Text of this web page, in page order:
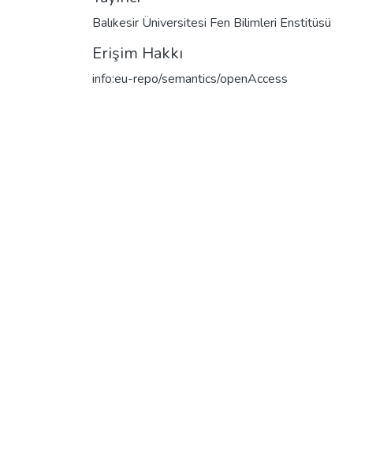
Balıkesir Üniversitesi Fen Bilimleri Enstitüsü
Erişim Hakkı
info:eu-repo/semantics/openAccess